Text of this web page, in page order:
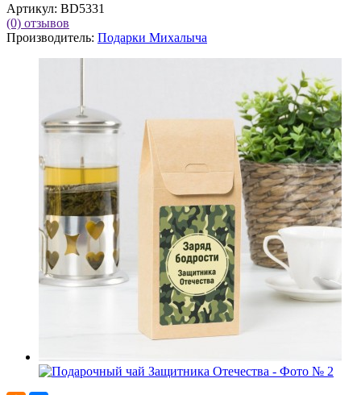
Артикул: BD5331
(0) отзывов
Производитель: Подарки Михалыча